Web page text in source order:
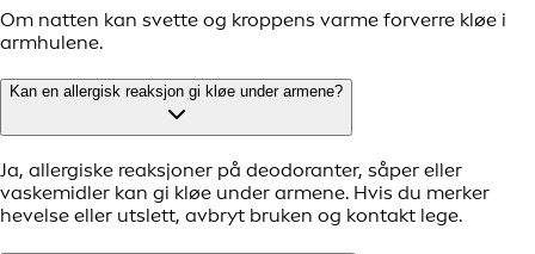
Om natten kan svette og kroppens varme forverre kløe i
armhulene.
Kan en allergisk reaksjon gi kløe under armene?
Ja, allergiske reaksjoner på deodoranter, såper eller
vaskemidler kan gi kløe under armene. Hvis du merker
hevelse eller utslett, avbryt bruken og kontakt lege.